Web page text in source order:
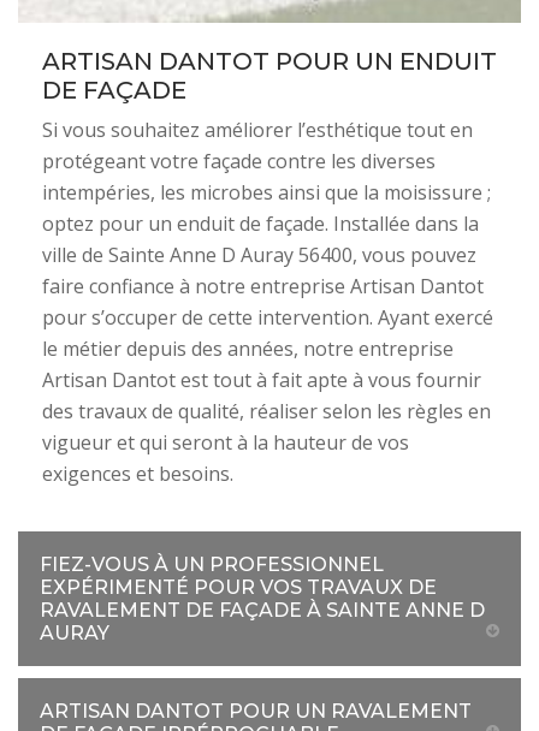
ARTISAN DANTOT POUR UN ENDUIT
DE FAÇADE
Si vous souhaitez améliorer l’esthétique tout en
protégeant votre façade contre les diverses
intempéries, les microbes ainsi que la moisissure ;
optez pour un enduit de façade. Installée dans la
ville de Sainte Anne D Auray 56400, vous pouvez
faire confiance à notre entreprise Artisan Dantot
pour s’occuper de cette intervention. Ayant exercé
le métier depuis des années, notre entreprise
Artisan Dantot est tout à fait apte à vous fournir
des travaux de qualité, réaliser selon les règles en
vigueur et qui seront à la hauteur de vos
exigences et besoins.
FIEZ-VOUS À UN PROFESSIONNEL
EXPÉRIMENTÉ POUR VOS TRAVAUX DE
RAVALEMENT DE FAÇADE À SAINTE ANNE D
AURAY
ARTISAN DANTOT POUR UN RAVALEMENT